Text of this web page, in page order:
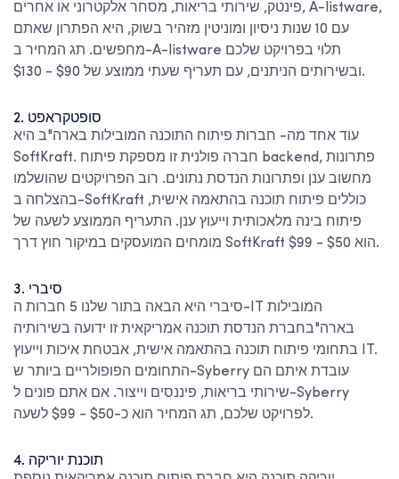
פינטק, שירותי בריאות, מסחר אלקטרוני או אחרים, A-listware,
עם 10 שנות ניסיון ומוניטין מזהיר בשוק, היא הפתרון שאתם
מחפשים. תג המחיר ב-A-listware תלוי בפרויקט שלכם
ובשירותים הניתנים, עם תעריף שעתי ממוצע של $90 - $130.
2. סופטקראפט
עוד אחד מה- חברות פיתוח התוכנה המובילות בארה"ב היא
SoftKraft. חברה פולנית זו מספקת פיתוח backend, פתרונות
מחשוב ענן ופתרונות הנדסת נתונים. רוב הפרויקטים שהושלמו
בהצלחה ב-SoftKraft כוללים פיתוח תוכנה בהתאמה אישית,
פיתוח בינה מלאכותית וייעוץ ענן. התעריף הממוצע לשעה של
מומחים המועסקים במיקור חוץ דרך SoftKraft הוא $50 - $99.
3. סיברי
סיברי היא הבאה בתור שלנו
5 חברות ה-IT המובילות
בארה"בחברת הנדסת תוכנה אמריקאית זו ידועה בשירותיה
בתחומי פיתוח תוכנה בהתאמה אישית, אבטחת איכות וייעוץ IT.
התחומים הפופולריים ביותר ש-Syberry עובדת איתם הם
שירותי בריאות, פיננסים וייצור. אם אתם פונים ל-Syberry
לפרויקט שלכם, תג המחיר הוא כ-$50 - $99 לשעה.
4. תוכנת יוריקה